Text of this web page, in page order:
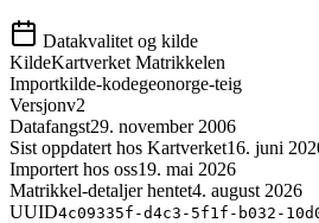
Datakvalitet og kilde
KildeKartverket Matrikkelen
Importkilde-kodegeonorge-teig
Versjonv2
Datafangst29. november 2006
Sist oppdatert hos Kartverket16. juni
Importert hos oss19. mai 2026
Matrikkel-detaljer hentet4. august 2026
UUID4c09335f-d4c3-5f1f-b032-